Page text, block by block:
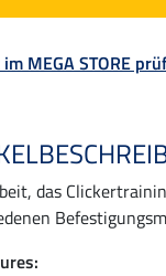
MEGA STORE
das